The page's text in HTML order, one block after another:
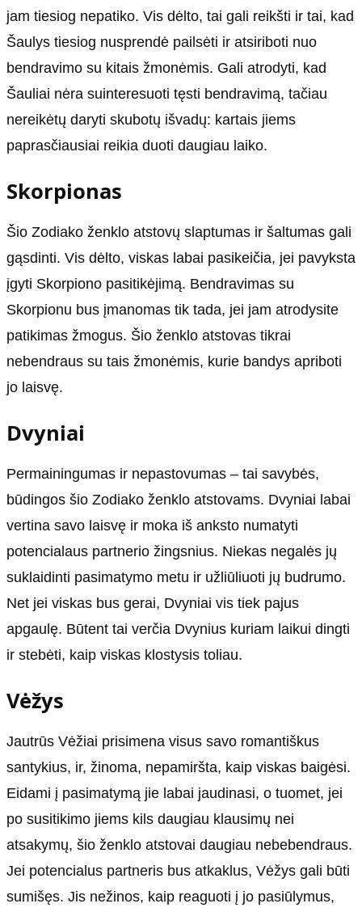
jam tiesiog nepatiko. Vis dėlto, tai gali reikšti ir tai, kad
Šaulys tiesiog nusprendė pailsėti ir atsiriboti nuo
bendravimo su kitais žmonėmis. Gali atrodyti, kad
Šauliai nėra suinteresuoti tęsti bendravimą, tačiau
nereikėtų daryti skubotų išvadų: kartais jiems
paprasčiausiai reikia duoti daugiau laiko.
Skorpionas
Šio Zodiako ženklo atstovų slaptumas ir šaltumas gali
gąsdinti. Vis dėlto, viskas labai pasikeičia, jei pavyksta
įgyti Skorpiono pasitikėjimą. Bendravimas su
Skorpionu bus įmanomas tik tada, jei jam atrodysite
patikimas žmogus. Šio ženklo atstovas tikrai
nebendraus su tais žmonėmis, kurie bandys apriboti
jo laisvę.
Dvyniai
Permainingumas ir nepastovumas – tai savybės,
būdingos šio Zodiako ženklo atstovams. Dvyniai labai
vertina savo laisvę ir moka iš anksto numatyti
potencialaus partnerio žingsnius. Niekas negalės jų
suklaidinti pasimatymo metu ir užliūliuoti jų budrumo.
Net jei viskas bus gerai, Dvyniai vis tiek pajus
apgaulę. Būtent tai verčia Dvynius kuriam laikui dingti
ir stebėti, kaip viskas klostysis toliau.
Vėžys
Jautrūs Vėžiai prisimena visus savo romantiškus
santykius, ir, žinoma, nepamiršta, kaip viskas baigėsi.
Eidami į pasimatymą jie labai jaudinasi, o tuomet, jei
po susitikimo jiems kils daugiau klausimų nei
atsakymų, šio ženklo atstovai daugiau nebebendraus.
Jei potencialus partneris bus atkaklus, Vėžys gali būti
sumišęs. Jis nežinos, kaip reaguoti į jo pasiūlymus,